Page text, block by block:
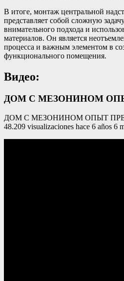
В итоге, монтаж центральной
представляет собой сложную
внимательного подхода и
материалов. Он является
процесса и важным элементом в
функционального помещения.
Видео:
ДОМ С МЕЗОНИНОМ
ДОМ С МЕЗОНИНОМ ОПЫТ
48.209 visualizaciones hace 6 años 6